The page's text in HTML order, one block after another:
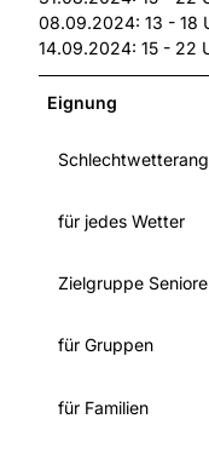
08.09.2024: 13 - 18
14.09.2024: 15 - 22
Eignung
für jedes Wetter
Zielgruppe
für Gruppen
für Familien